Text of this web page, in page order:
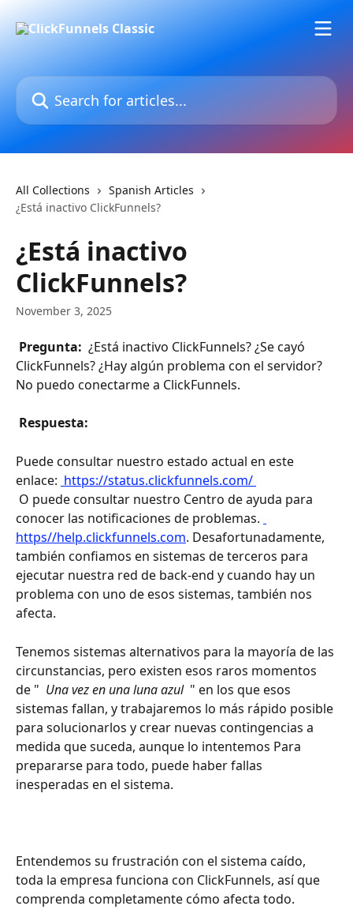
Search for articles...
All Collections
Spanish Articles
¿Está inactivo ClickFunnels?
¿Está inactivo
ClickFunnels?
November 3, 2025
Pregunta: ¿Está inactivo ClickFunnels? ¿Se cayó
ClickFunnels? ¿Hay algún problema con el servidor?
No puedo conectarme a ClickFunnels.
Respuesta:
Puede consultar nuestro estado actual en este
enlace: https://status.clickfunnels.com/
conocer las notificaciones de problemas.
https//help.clickfunnels.com. Desafortunadamente,
también confiamos en sistemas de terceros para
ejecutar nuestra red de back-end y cuando hay un
problema con uno de esos sistemas, también nos
afecta.
Tenemos sistemas alternativos para la mayoría de las
circunstancias, pero existen esos raros momentos
de " Una vez en una luna azul " en los que esos
sistemas fallan, y trabajaremos lo más rápido posible
para solucionarlos y crear nuevas contingencias a
medida que suceda, aunque lo intentemos Para
prepararse para todo, puede haber fallas
inesperadas en el sistema.
Entendemos su frustración con el sistema caído,
toda la empresa funciona con ClickFunnels, así que
comprenda completamente cómo afecta todo.